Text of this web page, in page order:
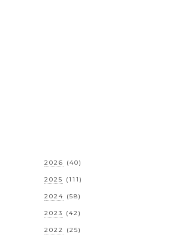
2026 (40)
2025 (111)
2024 (58)
2023 (42)
2022 (25)